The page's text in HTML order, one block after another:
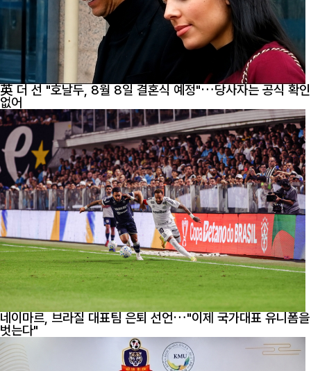
英 더 선 "호날두, 8월 8일 결혼식 예정"…당사자는 공식 확인
없어
네이마르, 브라질 대표팀 은퇴 선언…"이제 국가대표 유니폼을
벗는다"